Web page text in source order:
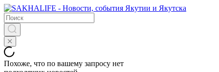
Похоже, что по вашему запросу нет